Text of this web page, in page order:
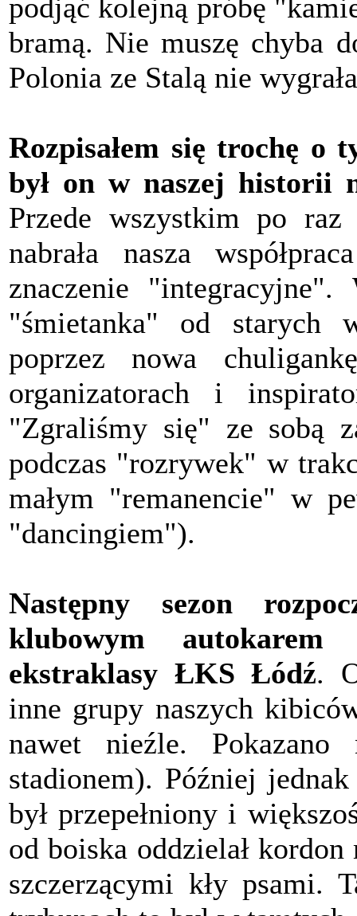
podjąć kolejną próbę
bramą. Nie muszę chyba
Polonia ze Stalą nie
Rozpisałem się trochę o
był on w naszej historii
Przede wszystkim po raz
nabrała nasza
znaczenie "integracyjne".
"śmietanka" od starych
poprzez nowa
organizatorach i
"Zgraliśmy się" ze sobą
podczas "rozrywek" w
małym "remanencie" w
"dancingiem").
Następny sezon
klubowym
ekstraklasy ŁKS Łódź.
inne grupy naszych
nawet nieźle.
stadionem). Później
był przepełniony i
od boiska oddzielał
szczerzącymi kły psami.